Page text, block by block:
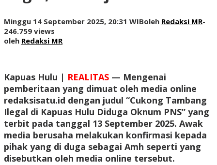
Minggu 14 September 2025, 20:31 WIBoleh Redaksi MR-
246.759 views
oleh Redaksi MR
Kapuas Hulu | REALITAS — Mengenai
pemberitaan yang dimuat oleh media online
redaksisatu.id dengan judul “Cukong Tambang
Ilegal di Kapuas Hulu Diduga Oknum PNS” yang
terbit pada tanggal 13 September 2025. Awak
media berusaha melakukan konfirmasi kepada
pihak yang di duga sebagai Amh seperti yang
disebutkan oleh media online tersebut.